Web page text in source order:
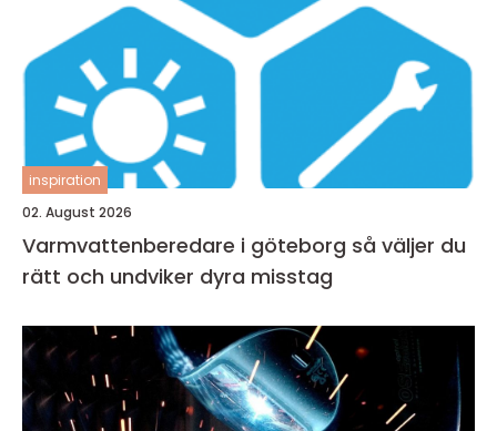
inspiration
02. August 2026
Varmvattenberedare i göteborg så väljer du
rätt och undviker dyra misstag